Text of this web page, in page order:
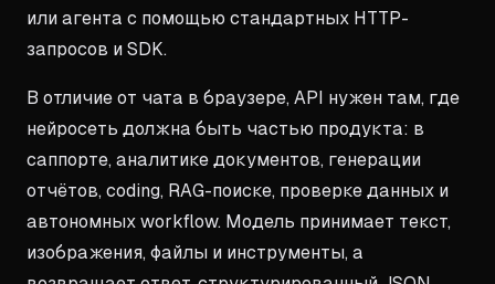
или агента с помощью стандартных HTTP-
запросов и SDK.
В отличие от чата в браузере, API нужен там, где
нейросеть должна быть частью продукта: в
саппорте, аналитике документов, генерации
отчётов, coding, RAG-поиске, проверке данных и
автономных workflow. Модель принимает текст,
изображения, файлы и инструменты, а